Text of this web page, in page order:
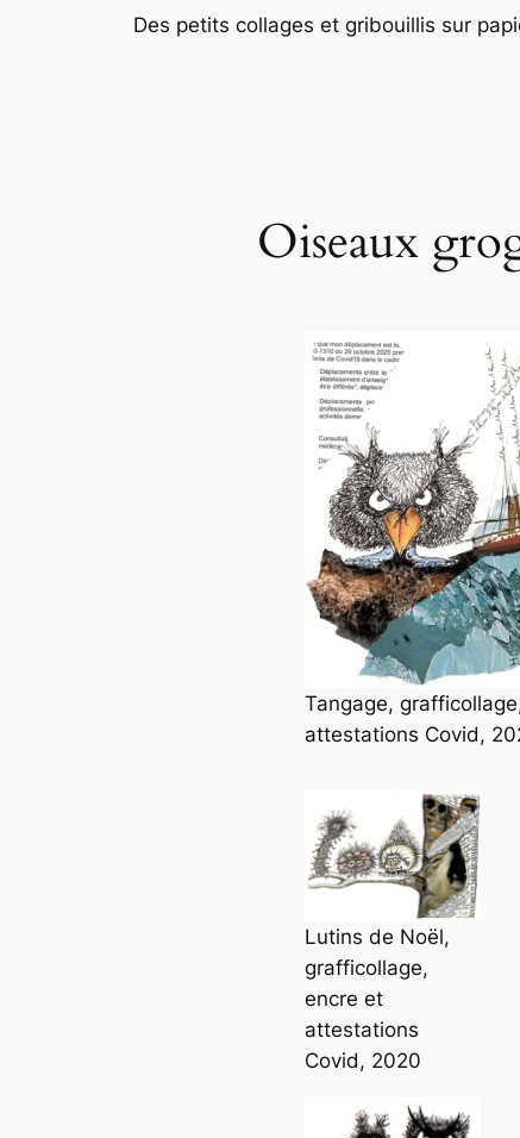
Des petits collages et gribouillis sur
Oiseaux
Tangage,
attestations Covid,
Lutins de Noël,
grafficollage,
encre et
attestations
Covid, 2020